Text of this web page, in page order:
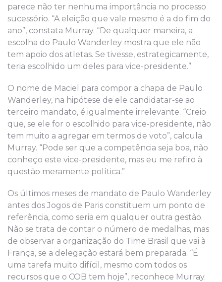
parece não ter nenhuma importância no processo
sucessório. “A eleição que vale mesmo é a do fim do
ano”, constata Murray. “De qualquer maneira, a
escolha do Paulo Wanderley mostra que ele não
tem apoio dos atletas. Se tivesse, estrategicamente,
teria escolhido um deles para vice-presidente.”
O nome de Maciel para compor a chapa de Paulo
Wanderley, na hipótese de ele candidatar-se ao
terceiro mandato, é igualmente irrelevante. “Creio
que, se ele for o escolhido para vice-presidente, não
tem muito a agregar em termos de voto”, calcula
Murray. “Pode ser que a competência seja boa, não
conheço este vice-presidente, mas eu me refiro à
questão meramente política.”
Os últimos meses de mandato de Paulo Wanderley
antes dos Jogos de Paris constituem um ponto de
referência, como seria em qualquer outra gestão.
Não se trata de contar o número de medalhas, mas
de observar a organização do Time Brasil que vai à
França, se a delegação estará bem preparada. “É
uma tarefa muito difícil, mesmo com todos os
recursos que o COB tem hoje”, reconhece Murray.